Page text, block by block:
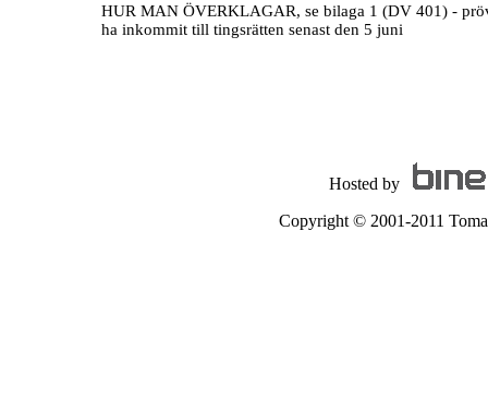
HUR MAN ÖVERKLAGAR, se bilaga 1 (DV 401) -
ha inkommit till tingsrätten senast den 5 juni
Hosted by
Copyright © 2001-2011